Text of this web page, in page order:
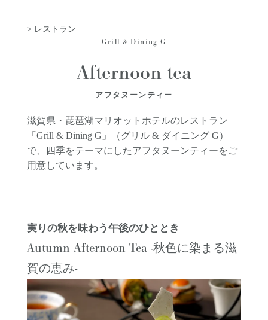
> レストラン
Grill & Dining G
Afternoon tea
アフタヌーンティー
滋賀県・琵琶湖マリオットホテルのレストラン
「Grill & Dining G」（グリル & ダイニング G）
で、四季をテーマにしたアフタヌーンティーをご
用意しています。
実りの秋を味わう午後のひととき
Autumn Afternoon Tea -秋色に染まる滋
賀の恵み-